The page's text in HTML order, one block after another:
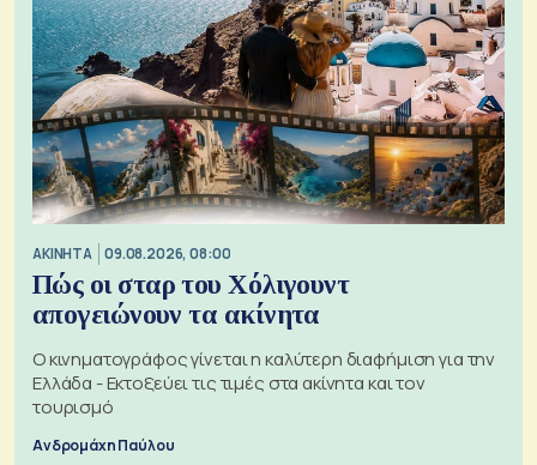
ΑΚΙΝΗΤΑ 09.08.2026, 08:00
Πώς οι σταρ του Χόλιγουντ
απογειώνουν τα ακίνητα
Ο κινηματογράφος γίνεται η καλύτερη διαφήμιση για την
Ελλάδα - Εκτοξεύει τις τιμές στα ακίνητα και τον
τουρισμό
Ανδρομάχη Παύλου